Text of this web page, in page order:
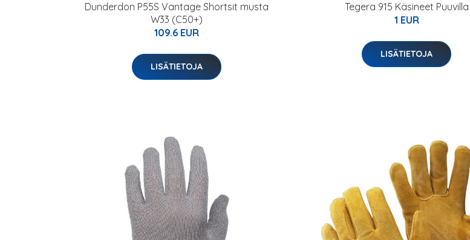
Dunderdon P55S Vantage Shortsit musta
W33 (C50+)
109.6 EUR
LISÄTIETOJA
Tegera 915 Käsineet Puuvilla
1 EUR
LISÄTIETOJA